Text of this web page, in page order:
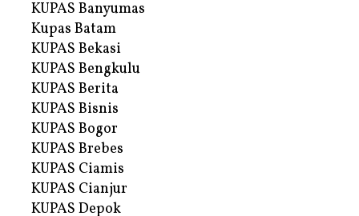
KUPAS Banyumas
Kupas Batam
KUPAS Bekasi
KUPAS Bengkulu
KUPAS Berita
KUPAS Bisnis
KUPAS Bogor
KUPAS Brebes
KUPAS Ciamis
KUPAS Cianjur
KUPAS Depok